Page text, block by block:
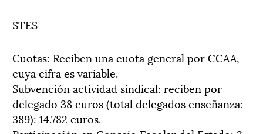
STES
Cuotas: Reciben una cuota general por CCAA,
cuya cifra es variable.
Subvención actividad sindical: reciben por
delegado 38 euros (total delegados enseñanza:
389): 14.782 euros.